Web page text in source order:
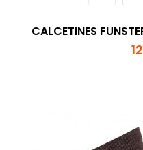
CALCETINES